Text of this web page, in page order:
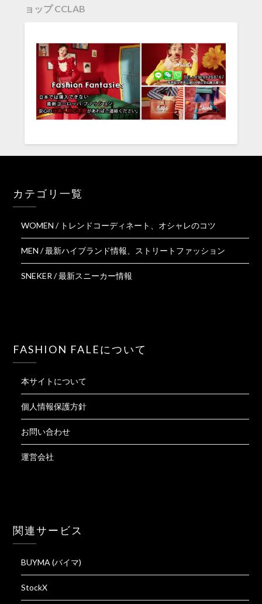
ョップ CCLAB
カテゴリ一覧
WOMEN / トレンドコーディネート、オシャレのコツ
MEN / 最新ハイブランド情報、ストリートファッション
SNEKER / 最新スニーカー情報
FASHION FALEについて
本サイトについて
個人情報保護方針
お問い合わせ
運営会社
関連サービス
BUYMA (バイマ)
StockX